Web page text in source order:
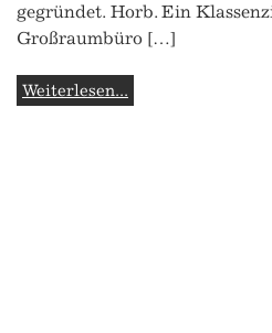
gegründet. Horb. Ein
Großraumbüro […]
Weiterlesen...